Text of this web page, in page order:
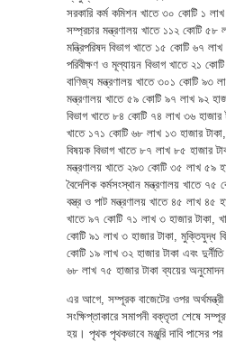
সরকারি কর্ম কমিশন খাতে ৩০ কোটি ১
সম্প্রচার মন্ত্রণালয় খাতে ১১২ কোটি ৫৮
মন্ত্রিপরিষদ বিভাগ খাতে ১৫ কোটি ৬৭
পরিবীক্ষণ ও মূল্যায়ন বিভাগ খাতে ২১
বাণিজ্য মন্ত্রণালয় খাতে ৩০১ কোটি ৯৩
মন্ত্রণালয় খাতে ৫৯ কোটি ৯৭ লাখ ৯২
বিভাগ খাতে ৮৪ কোটি ৭৪ লাখ ৩৬ হাজার
খাতে ১৭১ কোটি ৬৮ লাখ ১৩ হাজার
বিষয়ক বিভাগ খাতে ৮৭ লাখ ৮৫ হাজার
মন্ত্রণালয় খাতে ২৯৩ কোটি ৩৫ লাখ ৫৯
বৈদেশিক কর্মসংস্থান মন্ত্রণালয় খাতে ৭৫
বস্ত্র ও পাট মন্ত্রণালয় খাতে ৪৫ লাখ ৪৫
খাতে ৯৭ কোটি ৭১ লাখ ৩ হাজার টাকা,
কোটি ৯১ লাখ ৩ হাজার টাকা, মুক্তিযুদ্ধ
কোটি ১৯ লাখ ৩২ হাজার টাকা এবং
৬৮ লাখ ৭৫ হাজার টাকা ব্যয়ের অনুমোদন
এর আগে, সম্পূরক বাজেটের ওপর
সংক্ষিপ্তাকারে সমাপনী বক্তৃতা শেষে
হয়। পৃথক পৃথকভাবে মঞ্জুরি দাবি পাসের পর